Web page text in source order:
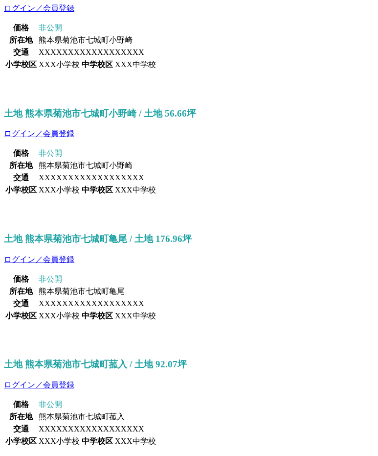
ログイン／会員登録
価格
非公開
所在地
熊本県菊池市七城町小野崎
交通
XXXXXXXXXXXXXXXXXX
小学校区 XXX小学校 中学校区 XXX中学校
土地 熊本県菊池市七城町小野崎 / 土地 56.66坪
ログイン／会員登録
価格
非公開
所在地
熊本県菊池市七城町小野崎
交通
XXXXXXXXXXXXXXXXXX
小学校区 XXX小学校 中学校区 XXX中学校
土地 熊本県菊池市七城町亀尾 / 土地 176.96坪
ログイン／会員登録
価格
非公開
所在地
熊本県菊池市七城町亀尾
交通
XXXXXXXXXXXXXXXXXX
小学校区 XXX小学校 中学校区 XXX中学校
土地 熊本県菊池市七城町菰入 / 土地 92.07坪
ログイン／会員登録
価格
非公開
所在地
熊本県菊池市七城町菰入
交通
XXXXXXXXXXXXXXXXXX
小学校区 XXX小学校 中学校区 XXX中学校